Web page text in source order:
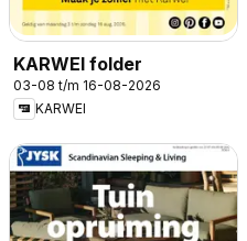
KARWEI folder
03-08 t/m 16-08-2026
KARWEI